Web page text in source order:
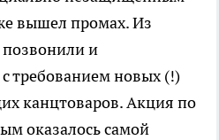
вышел промах. Из
позвонили и
требованием новых (!)
канцтоваров. Акция по
оказалось самой